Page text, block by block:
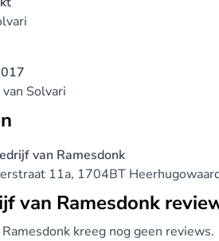
Solvari
van Ramesdonk
11a, 1704BT
van Ramesdonk
kreeg nog geen reviews.